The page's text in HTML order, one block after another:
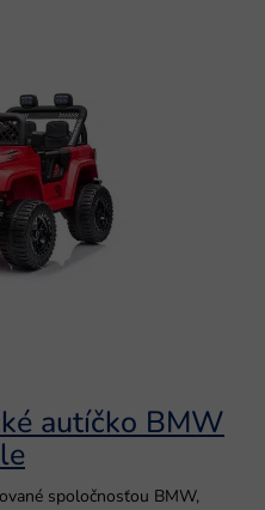
autíčko BMW
spoločnosťou BMW,